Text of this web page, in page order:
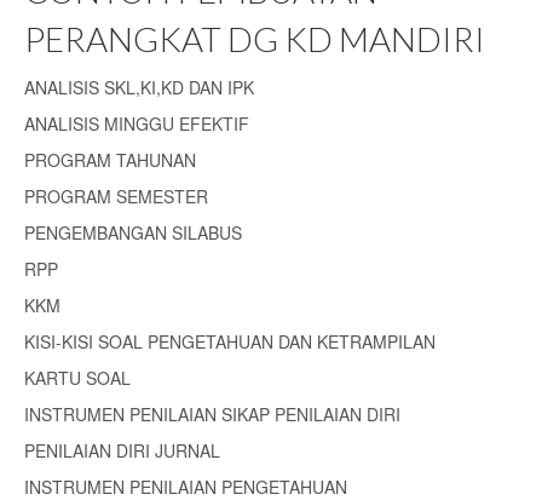
PERANGKAT DG KD MANDIRI
ANALISIS SKL,KI,KD DAN IPK
ANALISIS MINGGU EFEKTIF
PROGRAM TAHUNAN
PROGRAM SEMESTER
PENGEMBANGAN SILABUS
RPP
KKM
KISI-KISI SOAL PENGETAHUAN DAN KETRAMPILAN
KARTU SOAL
INSTRUMEN PENILAIAN SIKAP PENILAIAN DIRI
PENILAIAN DIRI JURNAL
INSTRUMEN PENILAIAN PENGETAHUAN